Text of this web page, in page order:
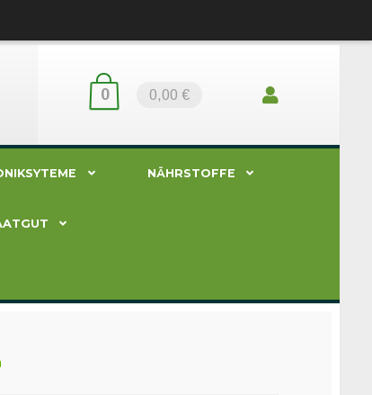
0 0,00 €
NÄHRSTOFFE